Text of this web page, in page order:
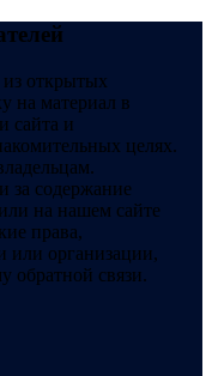
открытых
на материал в
сайта и
целях.
за содержание
на нашем сайте
права,
организации,
обратной связи.